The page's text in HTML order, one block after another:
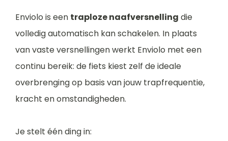
Enviolo is een traploze naafversnelling die
volledig automatisch kan schakelen. In plaats
van vaste versnellingen werkt Enviolo met een
continu bereik: de fiets kiest zelf de ideale
overbrenging op basis van jouw trapfrequentie,
kracht en omstandigheden.
Je stelt één ding in: